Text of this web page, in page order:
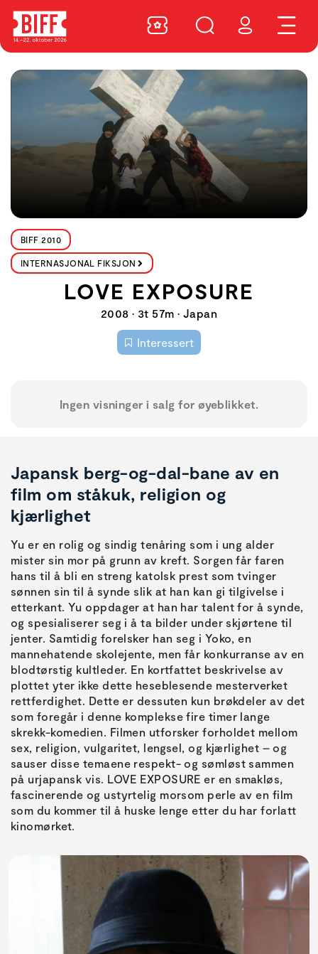
BIFF 2010
INTERNASJONAL FIKSJON
LOVE EXPOSURE
2008 • 3t 57m • Japan
Interessert
Ingen visninger i salg for øyeblikket.
Japansk berg-og-dal-bane av en
film om ståkuk, religion og
kjærlighet
Yu er en rolig og sindig tenåring som i ung alder
mister sin mor på grunn av kreft. Sorgen får faren
hans til å bli en streng katolsk prest som tvinger
sønnen sin til å synde slik at han kan gi tilgivelse i
etterkant. Yu oppdager at han har talent for å synde,
og spesialiserer seg i å ta bilder under skjørtene til
jenter. Samtidig forelsker han seg i Yoko, en
mannehatende skolejente, men får konkurranse av en
blodtørstig kultleder. En kortfattet beskrivelse av
plottet yter ikke dette heseblesende mesterverket
rettferdighet. Dette er dessuten kun brøkdeler av det
som foregår i denne komplekse fire timer lange
skrekk-komedien. Filmen utforsker forholdet mellom
sex, religion, vulgaritet, lengsel, og kjærlighet – og
sauser disse temaene respekt- og sømløst sammen
på urjapansk vis. LOVE EXPOSURE er en smakløs,
fascinerende og ustyrtelig morsom perle av en film
som du kommer til å huske lenge etter du har forlatt
kinomørket.